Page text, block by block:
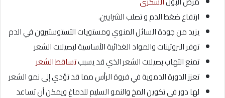
ارتفاع ضغط الدم و تصلب الشرايين.
يزيد من جودة السائل المنوي ومستويات التستوستيرون في الدم
توفر البروتينات والمواد الغذائية الأساسية لبصيلات الشعر
تمنع التهاب بصيلات الشعر الذي قد يسببتساقط الشعر
تعزز الدورة الدموية في فروة الرأس مما قد تؤدي إلى نمو الشعر
لها دور فى تكوين المخ والنمو السليم للدماغ ويمكن أن تساعد